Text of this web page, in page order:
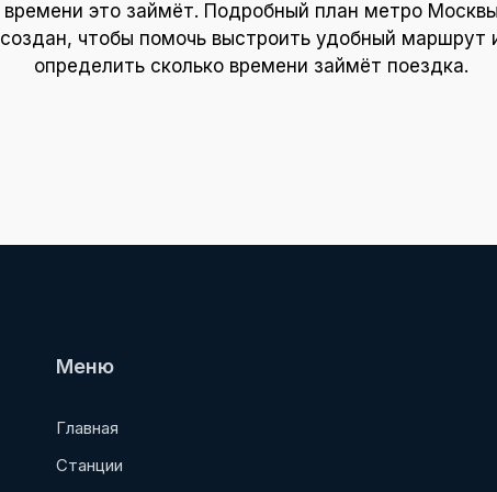
времени это займёт. Подробный план метро
создан, чтобы помочь выстроить удобный маршрут
определить сколько времени займёт поездка.
Меню
Главная
Станции